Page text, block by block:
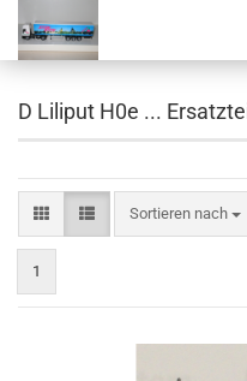
D Liliput H0e ...
Sortieren nach
Sortieren nach
1